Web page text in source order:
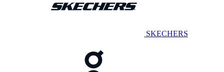
SKECHERS